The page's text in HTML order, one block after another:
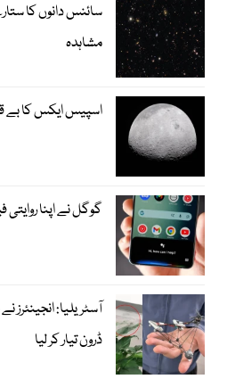
سائنس دانوں کا
مشاہدہ
اسپیس ایکس کا بے
گوگل نے اپنا روایتی
آسٹریلیا: انجینئرز
ڈرون تیار کر لیا